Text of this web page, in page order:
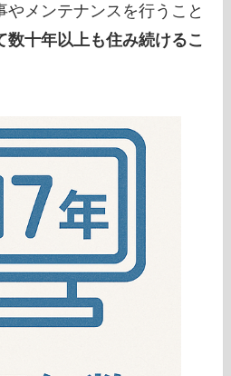
やメンテナンスを行うこと
数十年以上も住み続けるこ